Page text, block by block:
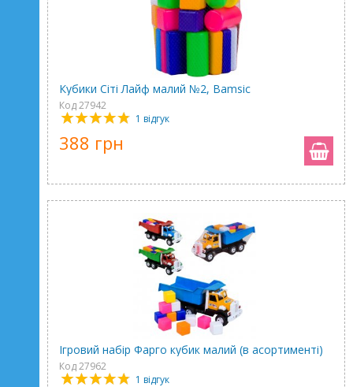
Кубики Сіті Лайф малий №2, Bamsic
Код 27942
1 відгук
388 грн
Ігровий набір Фарго кубик малий (в асортименті)
Код 27962
1 відгук